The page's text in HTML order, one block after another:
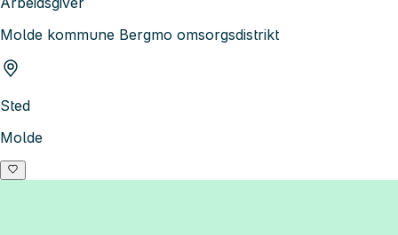
Molde kommune Bergmo omsorgsdistrikt
Sted
Molde